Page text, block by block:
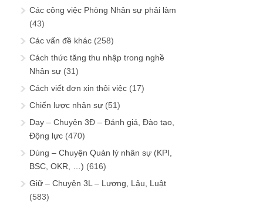
Các công việc Phòng Nhân sự phải làm
(43)
Các vấn đề khác (258)
Cách thức tăng thu nhập trong nghề
Nhân sự (31)
Cách viết đơn xin thôi việc (17)
Chiến lược nhân sự (51)
Dạy – Chuyện 3Đ – Đánh giá, Đào tạo,
Động lực (470)
Dùng – Chuyện Quản lý nhân sự (KPI,
BSC, OKR, …) (616)
Giữ – Chuyện 3L – Lương, Lậu, Luật
(583)